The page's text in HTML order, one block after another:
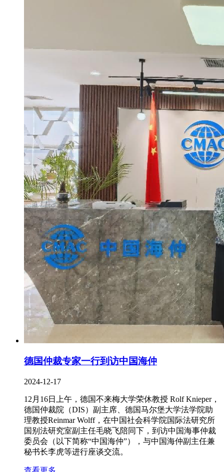
德国仲裁专家一行到访中国海仲
2024-12-17
12月16日上午，德国不来梅大学荣休教授 Rolf Knieper，
德国仲裁院（DIS）副主席、德国马尔堡大学法学院助
理教授Reinmar Wolff，在中国社会科学院国际法研究所
国别法研究室副主任毛晓飞陪同下，到访中国海事仲裁
委员会（以下简称“中国海仲”），与中国海仲副主任兼
秘书长李虎等进行座谈交流。
查看更多